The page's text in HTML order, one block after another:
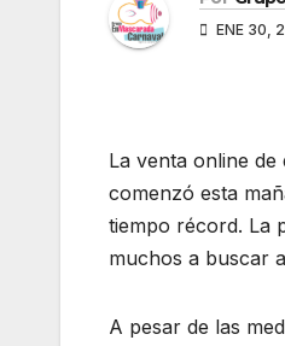
ENE 30,
La venta online de
comenzó esta
tiempo récord. La
muchos a buscar
A pesar de las